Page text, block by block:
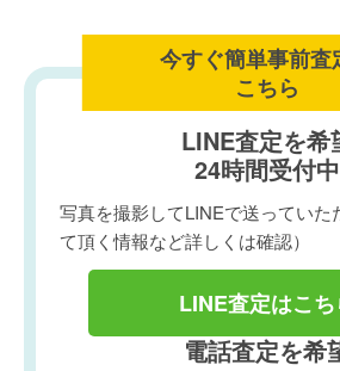
今すぐ簡単事前査
こちら
LINE査定を希
24時間受付中
写真を撮影してLINEで送っていた
て頂く情報など詳しくは確認）
LINE査定はこち
電話査定を希